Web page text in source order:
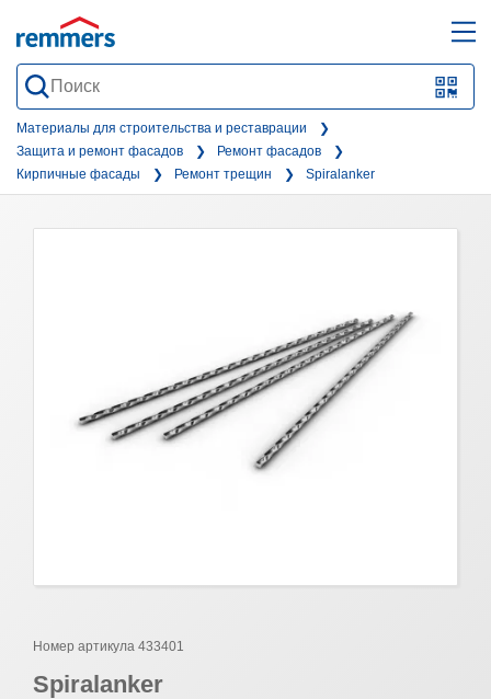
QR-
form
Материалы для строительства и реставрации
Защита и ремонт фасадов
Ремонт фасадов
Кирпичные фасады
Ремонт трещин Spiralanker
Номер артикула 433401
Spiralanker